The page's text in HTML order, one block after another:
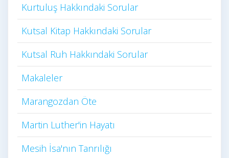
Kurtuluş Hakkındaki Sorular
Kutsal Kitap Hakkındaki Sorular
Kutsal Ruh Hakkındaki Sorular
Makaleler
Marangozdan Öte
Martin Luther'in Hayatı​
Mesih İsa'nın Tanrılığı​